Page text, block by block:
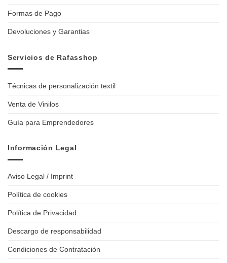
Formas de Pago
Devoluciones y Garantias
Servicios de Rafasshop
Técnicas de personalización textil
Venta de Vinilos
Guía para Emprendedores
Información Legal
Aviso Legal / Imprint
Política de cookies
Política de Privacidad
Descargo de responsabilidad
Condiciones de Contratación